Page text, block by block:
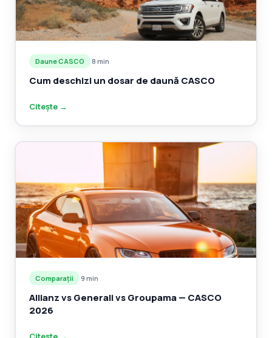
Daune CASCO ·8 min
Cum deschizi un dosar de daună CASCO
Citește →
Comparații ·9 min
Allianz vs Generali vs Groupama — CASCO
2026